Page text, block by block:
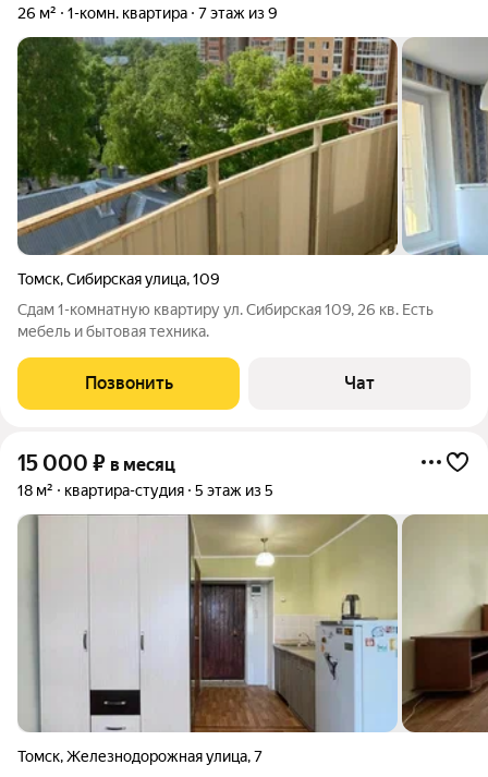
26 м² 1-комн. квартира 7 этаж из 9
Томск,Сибирская улица,109
Сдам 1-комнатную квартиру ул. Сибирская 109, 26 кв. Есть
мебель и бытовая техника.
Позвонить Чат
15 000 ₽ в месяц
18 м² квартира-студия 5 этаж из 5
Томск,Железнодорожная улица,7